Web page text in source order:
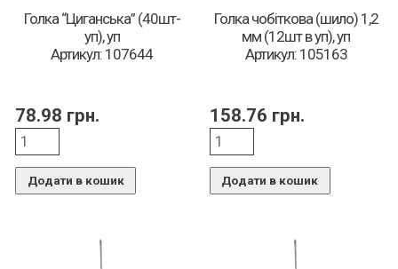
Голка “Циганська” (40шт-
уп), уп
Артикул: 107644
78.98 грн.
Додати в кошик
Голка чобіткова (шило) 1,2
мм (12шт в уп), уп
Артикул: 105163
158.76 грн.
Додати в кошик